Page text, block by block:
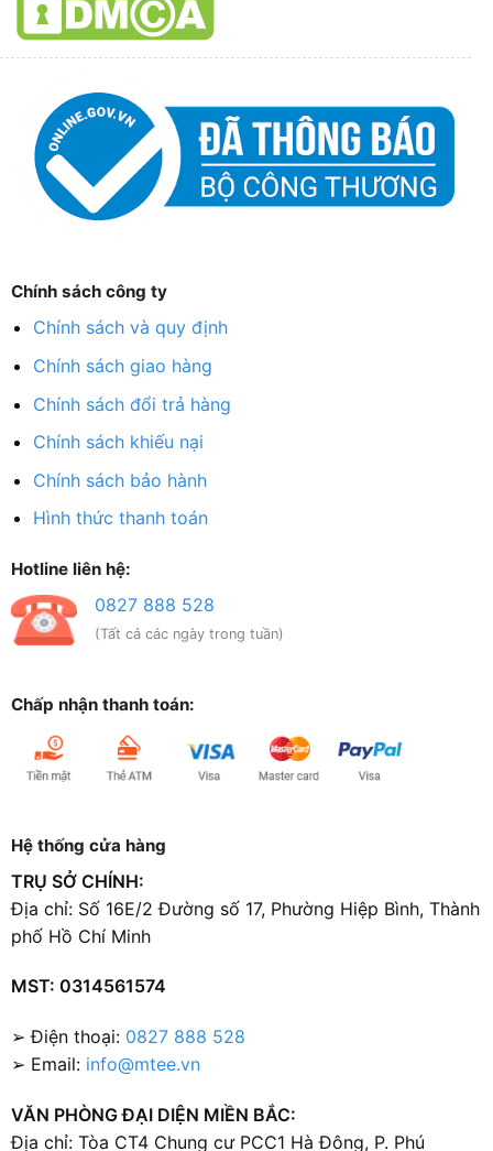
Chính sách công ty
Chính sách và quy định
Chính sách giao hàng
Chính sách đổi trả hàng
Chính sách khiếu nại
Chính sách bảo hành
Hình thức thanh toán
Hotline liên hệ:
0827 888 528
(Tất cả các ngày trong tuần)
Chấp nhận thanh toán:
Hệ thống cửa hàng
TRỤ SỞ CHÍNH:
Địa chỉ: Số 16E/2 Đường số 17, Phường Hiệp Bình, Thành
phố Hồ Chí Minh
MST: 0314561574
➢ Điện thoại: 0827 888 528
➢ Email: info@mtee.vn
VĂN PHÒNG ĐẠI DIỆN MIỀN BẮC:
Địa chỉ: Tòa CT4 Chung cư PCC1 Hà Đông, P. Phú